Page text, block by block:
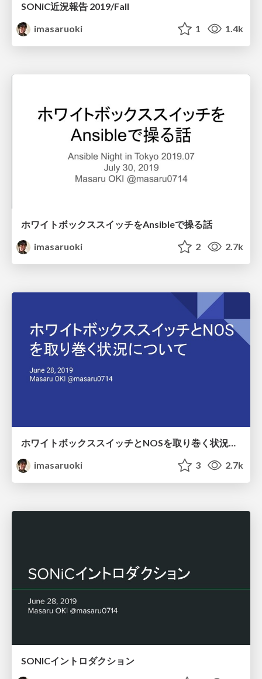
SONiC近況報告 2019/Fall
imasaruoki
1 1.4k
ホワイトボックススイッチをAnsibleで操る話
imasaruoki
2 2.7k
ホワイトボックススイッチとNOSを取り巻く状況について
imasaruoki
3 2.7k
SONICイントロダクション